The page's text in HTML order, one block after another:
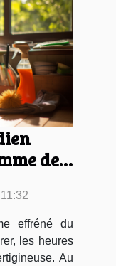
de
effréné du
les heures
Au